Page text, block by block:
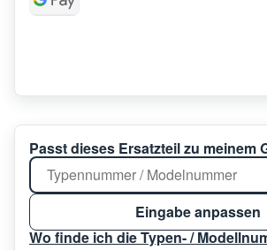
Passt dieses Ersatzteil zu meinem
Eingabe anpassen
Wo finde ich die Typen- /